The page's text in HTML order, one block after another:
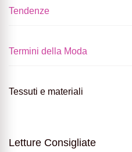
Tendenze
Termini della Moda
Tessuti e materiali
Letture Consigliate